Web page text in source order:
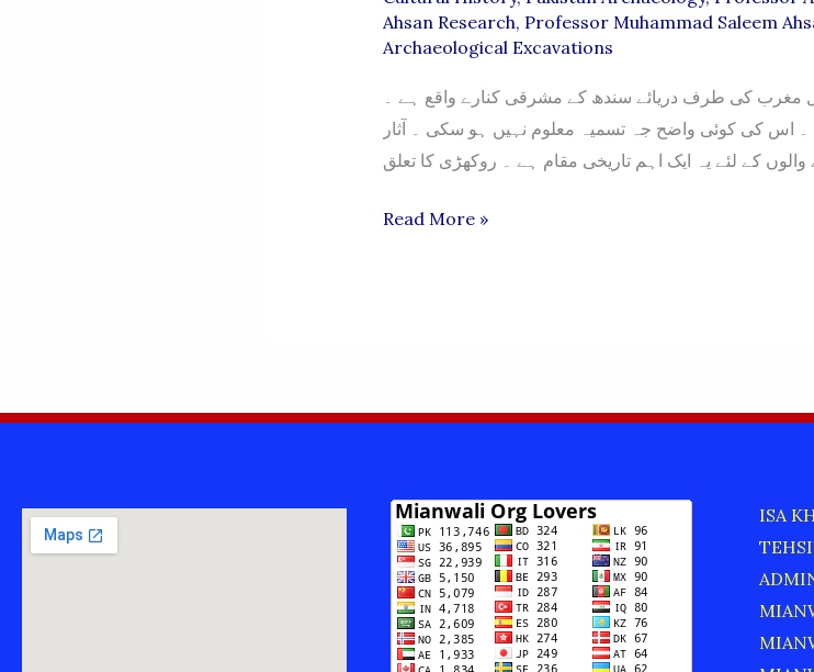
Ahsan Research, Professor Muhammad Saleem
Archaeological Excavations
مغرب کی طرف دریائے سندھ کے مشرقی کنارے واقع ہے ۔
سے 10 کلومیٹر ہے ۔ اس کی کوئی واضح جہ تسمیہ معلوم نہیں ہو سکی ۔ آثار
ROKHRHI.
Read More »
ISA